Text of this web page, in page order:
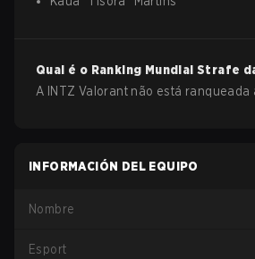
Qual é o Ranking Mundial Strafe
A INTZ Valorant não está ranqueada
INFORMACIÓN DEL EQUIPO
Nombre
Esport